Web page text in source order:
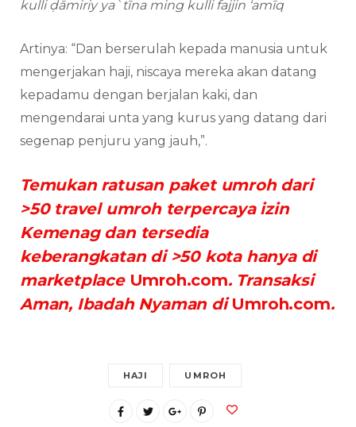
kulli ḍāmiriy ya`tīna ming kulli fajjin ‘amīq
Artinya: “Dan berserulah kepada manusia untuk
mengerjakan haji, niscaya mereka akan datang
kepadamu dengan berjalan kaki, dan
mengendarai unta yang kurus yang datang dari
segenap penjuru yang jauh,”.
Temukan ratusan paket umroh dari
>50 travel umroh terpercaya izin
Kemenag dan tersedia
keberangkatan di >50 kota hanya di
marketplace Umroh.com. Transaksi
Aman, Ibadah Nyaman diUmroh.com.
HAJI UMROH